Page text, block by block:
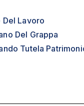
Del Lavoro
Del Grappa
Tutela